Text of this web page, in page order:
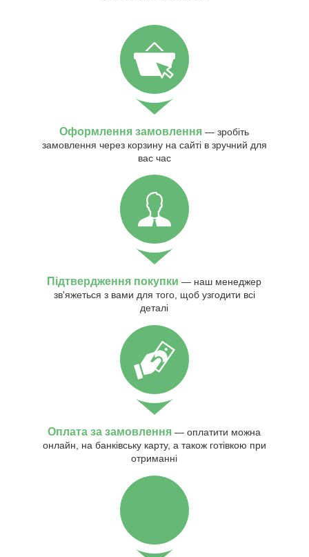
Оформлення замовлення — зробіть
замовлення через корзину на сайті в зручний для
вас час
Підтвердження покупки — наш менеджер
зв'яжеться з вами для того, щоб узгодити всі
деталі
Оплата за замовлення — оплатити можна
онлайн, на банківську карту, а також готівкою при
отриманні